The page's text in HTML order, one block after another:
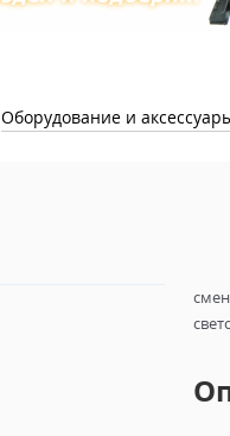
Оборудование и